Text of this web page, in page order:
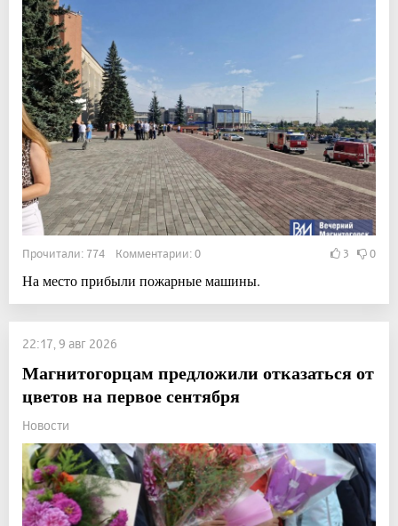
Прочитали: 774 Комментарии: 0 3 0
На место прибыли пожарные машины.
22:17, 9 авг 2026
Магнитогорцам предложили отказаться от
цветов на первое сентября
Новости